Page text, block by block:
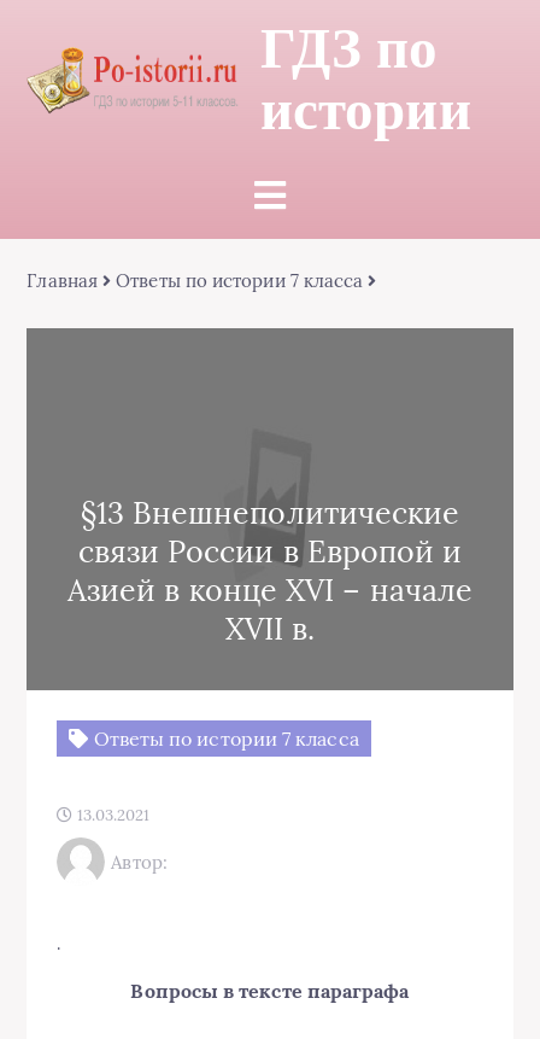
ГДЗ по
истории
Главная Ответы по истории 7 класса
§13 Внешнеполитические
связи России в Европой и
Азией в конце XVI – начале
XVII в.
Ответы по истории 7 класса
13.03.2021
Автор:
.
Вопросы в тексте параграфа